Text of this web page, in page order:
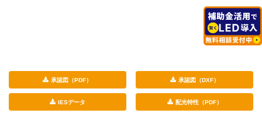
承認図（PDF） 承認図（DXF）
IESデータ 配光特性（PDF）